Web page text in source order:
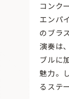
コンク
エンパ
のブラ
演奏は
ブルに
魅力。
るステ